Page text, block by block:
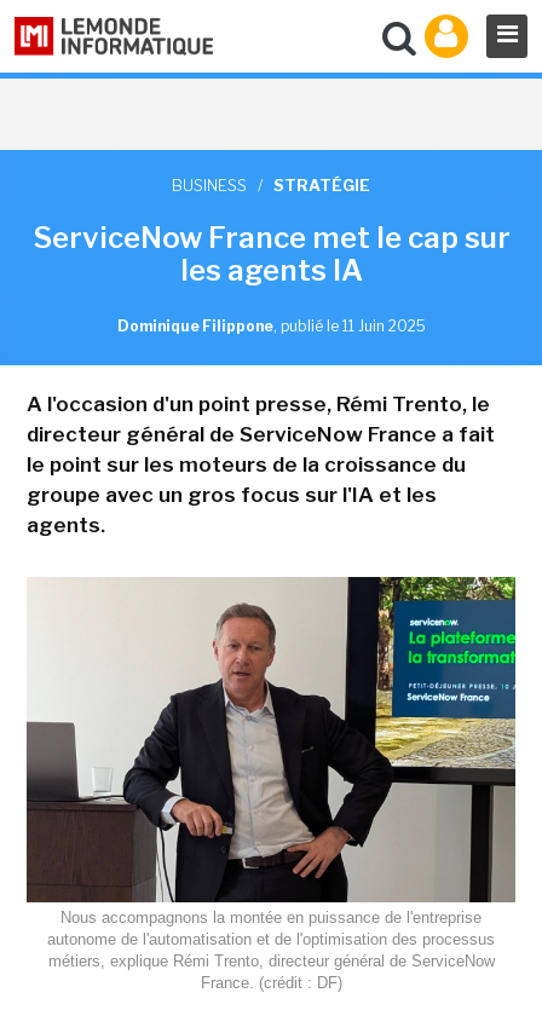
BUSINESS / STRATÉGIE
ServiceNow France met le cap sur
les agents IA
Dominique Filippone, publié le 11 Juin 2025
A l'occasion d'un point presse, Rémi Trento, le
directeur général de ServiceNow France a fait
le point sur les moteurs de la croissance du
groupe avec un gros focus sur l'IA et les
agents.
Nous accompagnons la montée en puissance de l'entreprise
autonome de l'automatisation et de l'optimisation des processus
métiers, explique Rémi Trento, directeur général de ServiceNow
France. (crédit : DF)